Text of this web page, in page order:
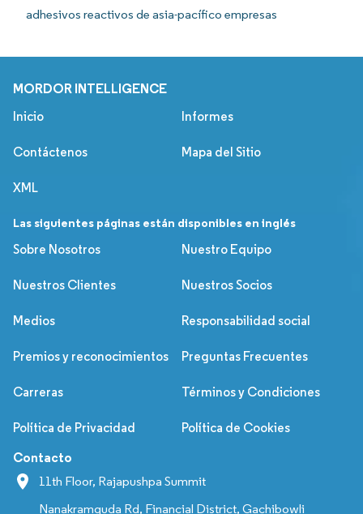
adhesivos reactivos de asia-pacífico empresas
MORDOR INTELLIGENCE
Inicio Informes
Contáctenos Mapa del Sitio
XML
Las siguientes páginas están disponibles en inglés
Sobre Nosotros
Nuestro Equipo
Nuestros Clientes Nuestros Socios
Medios Responsabilidad social
Premios y reconocimientos Preguntas Frecuentes
Carreras Términos y Condiciones
Política de Privacidad Política de Cookies
Contacto
11th Floor, Rajapushpa Summit
Nanakramguda Rd, Financial District, Gachibowli